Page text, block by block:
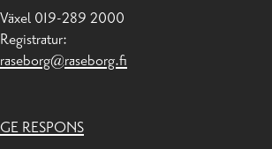
Växel 019-289 2000
Registratur:
raseborg@raseborg.fi
GE RESPONS